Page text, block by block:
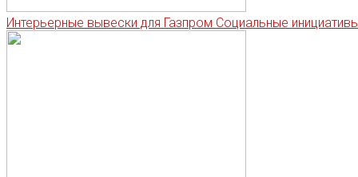
Интерьерные вывески для Газпром Социальные